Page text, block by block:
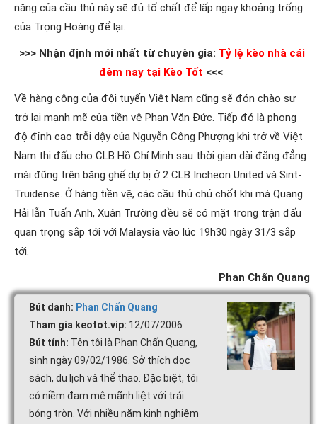
năng của cầu thủ này sẽ đủ tố chất để lấp ngay khoảng trống
của Trọng Hoàng để lại.
>>> Nhận định mới nhất từ chuyên gia: Tỷ lệ kèo nhà cái
đêm nay tại Kèo Tốt <<<
Về hàng công của đội tuyển Việt Nam cũng sẽ đón chào sự
trở lại mạnh mẽ của tiền vệ Phan Văn Đức. Tiếp đó là phong
độ đỉnh cao trỗi dậy của Nguyễn Công Phượng khi trở về Việt
Nam thi đấu cho CLB Hồ Chí Minh sau thời gian dài đằng đẳng
mài đũng trên băng ghế dự bị ở 2 CLB Incheon United và Sint-
Truidense. Ở hàng tiền vệ, các cầu thủ chủ chốt khi mà Quang
Hải lẫn Tuấn Anh, Xuân Trường đều sẽ có mặt trong trận đấu
quan trọng sắp tới với Malaysia vào lúc 19h30 ngày 31/3 sắp
tới.
Phan Chấn Quang
Bút danh: Phan Chấn Quang
Tham gia keotot.vip: 12/07/2006
Bút tính: Tên tôi là Phan Chấn Quang,
sinh ngày 09/02/1986. Sở thích đọc
sách, du lịch và thể thao. Đặc biệt, tôi
có niềm đam mê mãnh liệt với trái
bóng tròn. Với nhiều năm kinh nghiệm